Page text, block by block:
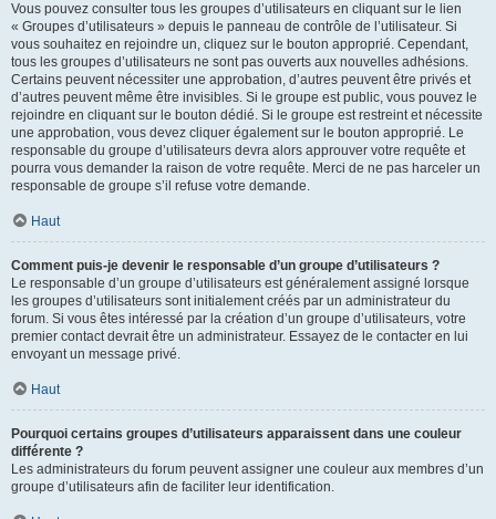
Vous pouvez consulter tous les groupes d’utilisateurs en cliquant sur le lien
« Groupes d’utilisateurs » depuis le panneau de contrôle de l’utilisateur. Si
vous souhaitez en rejoindre un, cliquez sur le bouton approprié. Cependant,
tous les groupes d’utilisateurs ne sont pas ouverts aux nouvelles adhésions.
Certains peuvent nécessiter une approbation, d’autres peuvent être privés et
d’autres peuvent même être invisibles. Si le groupe est public, vous pouvez le
rejoindre en cliquant sur le bouton dédié. Si le groupe est restreint et nécessite
une approbation, vous devez cliquer également sur le bouton approprié. Le
responsable du groupe d’utilisateurs devra alors approuver votre requête et
pourra vous demander la raison de votre requête. Merci de ne pas harceler un
responsable de groupe s’il refuse votre demande.
Haut
Comment puis-je devenir le responsable d’un groupe d’utilisateurs ?
Le responsable d’un groupe d’utilisateurs est généralement assigné lorsque
les groupes d’utilisateurs sont initialement créés par un administrateur du
forum. Si vous êtes intéressé par la création d’un groupe d’utilisateurs, votre
premier contact devrait être un administrateur. Essayez de le contacter en lui
envoyant un message privé.
Haut
Pourquoi certains groupes d’utilisateurs apparaissent dans une couleur
différente ?
Les administrateurs du forum peuvent assigner une couleur aux membres d’un
groupe d’utilisateurs afin de faciliter leur identification.